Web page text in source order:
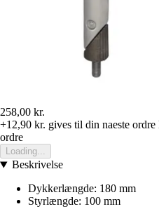
258,00 kr.
+12,90 kr. gives til din naeste ordre
ordre
Loading...
Beskrivelse
Dykkerlængde: 180 mm
Styrlængde: 100 mm